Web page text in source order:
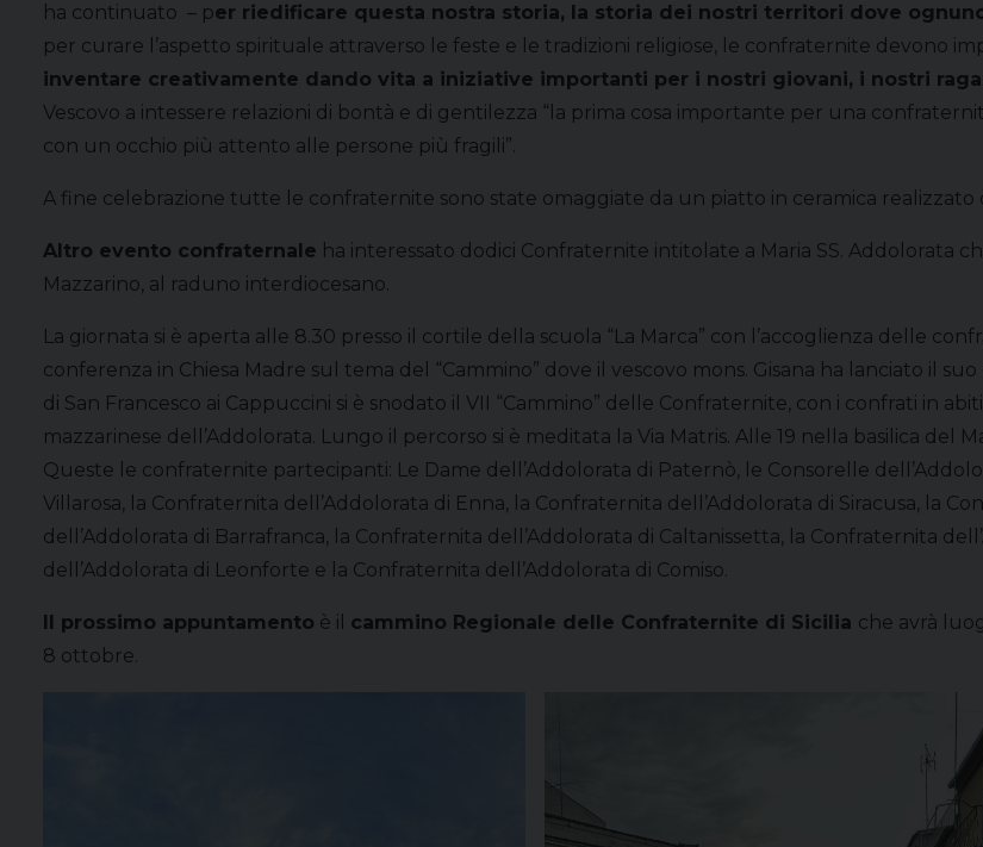
ha continuato – per riedificare questa nostra storia, la storia dei nostri territori dove
per curare l’aspetto spirituale attraverso le feste e le tradizioni religiose, le confraternite devono
inventare creativamente dando vita a iniziative importanti per i nostri giovani, i nostri
Vescovo a intessere relazioni di bontà e di gentilezza “la prima cosa importante per una
con un occhio più attento alle persone più fragili”.
A fine celebrazione tutte le confraternite sono state omaggiate da un piatto in ceramica
Altro evento confraternale ha interessato dodici Confraternite intitolate a Maria SS. Addolorata
Mazzarino, al raduno interdiocesano.
La giornata si è aperta alle 8.30 presso il cortile della scuola “La Marca” con l’accoglienza delle
conferenza in Chiesa Madre sul tema del “Cammino” dove il vescovo mons. Gisana ha lanciato il
di San Francesco ai Cappuccini si è snodato il VII “Cammino” delle Confraternite, con i confrati in
mazzarinese dell’Addolorata. Lungo il percorso si è meditata la Via Matris. Alle 19 nella basilica del
Queste le confraternite partecipanti: Le Dame dell’Addolorata di Paternò, le Consorelle
Villarosa, la Confraternita dell’Addolorata di Enna, la Confraternita dell’Addolorata di Siracusa, la
dell’Addolorata di Barrafranca, la Confraternita dell’Addolorata di Caltanissetta, la Confraternita
dell’Addolorata di Leonforte e la Confraternita dell’Addolorata di Comiso.
Il prossimo appuntamento è il cammino Regionale delle Confraternite di Sicilia che avrà
8 ottobre.